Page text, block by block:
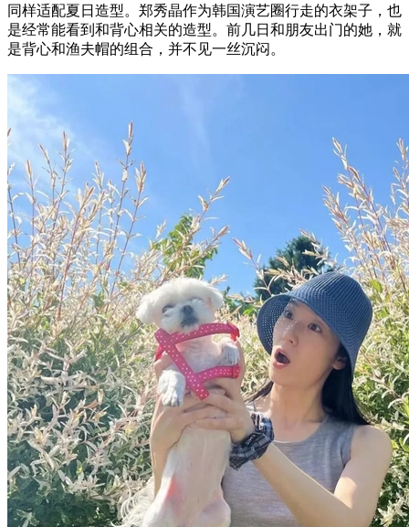
同样适配夏日造型。郑秀晶作为韩国演艺圈行走的衣架子，也
是经常能看到和背心相关的造型。前几日和朋友出门的她，就
是背心和渔夫帽的组合，并不见一丝沉闷。